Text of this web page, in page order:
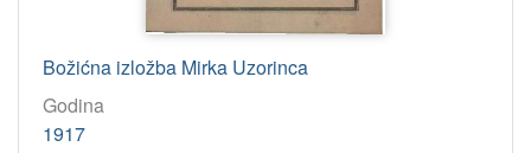
Božićna izložba Mirka Uzorinca
Godina
1917